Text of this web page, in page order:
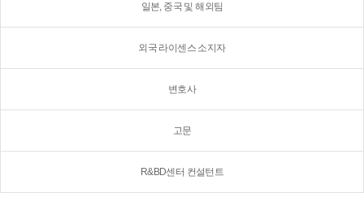
일본, 중국 및 해외팀
외국 라이센스 소지자
변호사
고문
R&BD센터 컨설턴트